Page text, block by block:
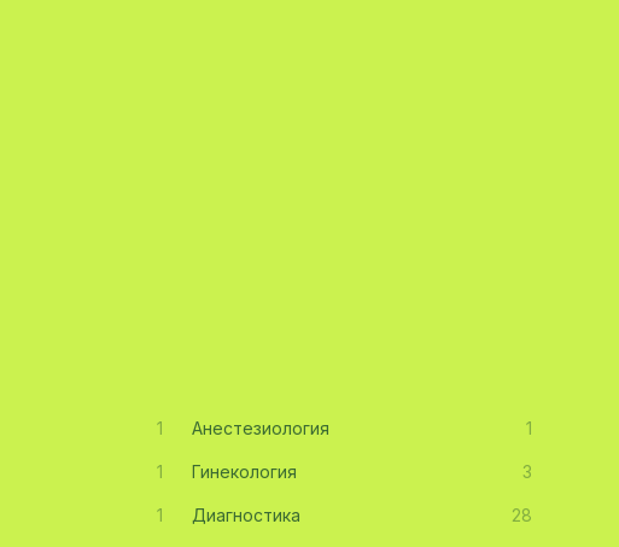
1 Анестезиология 1
1 Гинекология 3
1 Диагностика 28